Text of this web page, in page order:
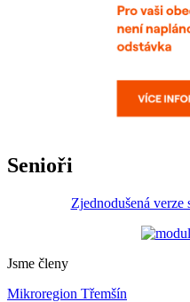
Senioři
Zjednodušená verze
Jsme členy
Mikroregion Třemšín